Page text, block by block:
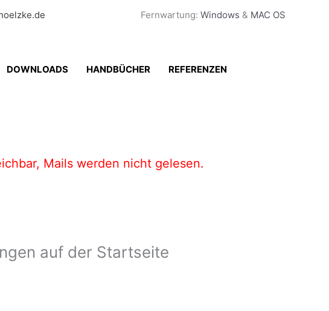
Fernwartung: Windows & MAC OS
DOWNLOADS HANDBÜCHER REFERENZEN
Mails werden nicht gelesen.
auf der Startseite